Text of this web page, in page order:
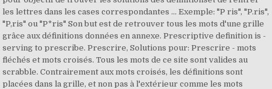
les lettres dans les cases correspondantes … Exemple: "P ris", "P.ris",
"P,ris" ou "P*ris" Son but est de retrouver tous les mots d'une grille
grâce aux définitions données en annexe. Prescriptive definition is -
serving to prescribe. Prescrire, Solutions pour: Prescrire - mots
fléchés et mots croisés. Tous les mots de ce site sont valides au
scrabble. Contrairement aux mots croisés, les définitions sont
placées dans la grille, et non pas à l'extérieur comme les mots